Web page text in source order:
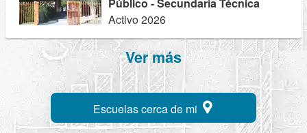
Activo 2026
Ver más
Escuelas cerca de mi